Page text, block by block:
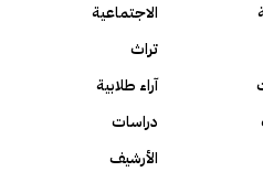
الاجتماعية
تراث
آراء طلابية
دراسات
الأرشيف